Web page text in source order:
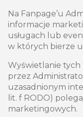
Na Fanpage’u
informacje
usługach lub
w których bierze
Wyświetlanie
przez
uzasadnionym
lit. f RODO)
marketingowych.